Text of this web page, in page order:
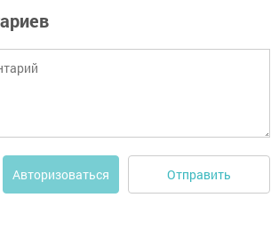
Авторизоваться Отправить